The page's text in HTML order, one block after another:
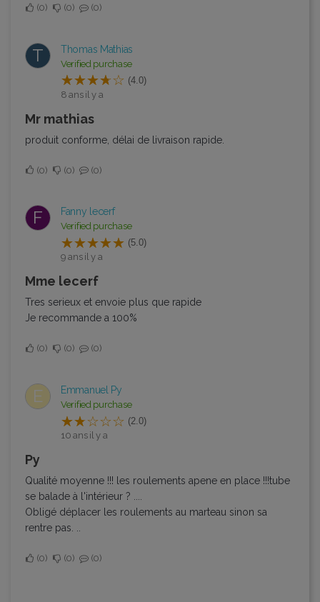
0 0 0
T Thomas Mathias
Verified purchase
(4.0)
8 ans il y a
mr mathias
produit conforme, délai de livraison rapide.
0 0 0
F Fanny lecerf
Verified purchase
(5.0)
9 ans il y a
Mme lecerf
Tres serieux et envoie plus que rapide
Je recommande a 100%
0 0 0
E Emmanuel Py
Verified purchase
(2.0)
10 ans il y a
Py
Qualité moyenne !!! les roulements apene en place !!!tube
se balade à l'intérieur ? ....
Obligé déplacer les roulements au marteau sinon sa
rentre pas. ..
0 0 0